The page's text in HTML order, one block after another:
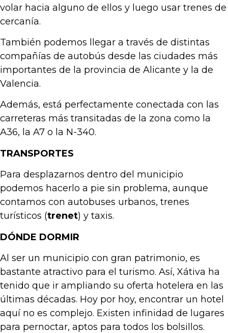
volar hacia alguno de ellos y luego usar trenes de
cercanía.
También podemos llegar a través de distintas
compañías de autobús desde las ciudades más
importantes de la provincia de Alicante y la de
Valencia.
Además, está perfectamente conectada con las
carreteras más transitadas de la zona como la
A36, la A7 o la N-340.
TRANSPORTES
Para desplazarnos dentro del municipio
podemos hacerlo a pie sin problema, aunque
contamos con autobuses urbanos, trenes
turísticos (trenet) y taxis.
DÓNDE DORMIR
Al ser un municipio con gran patrimonio, es
bastante atractivo para el turismo. Así, Xátiva ha
tenido que ir ampliando su oferta hotelera en las
últimas décadas. Hoy por hoy, encontrar un hotel
aquí no es complejo. Existen infinidad de lugares
para pernoctar, aptos para todos los bolsillos.